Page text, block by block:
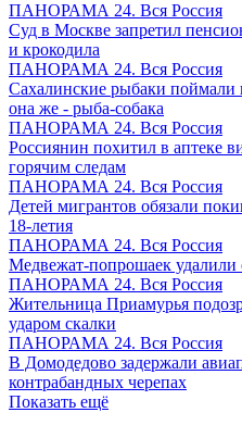
ПАНОРАМА 24. Вся Россия
Суд в Москве запретил
и крокодила
ПАНОРАМА 24. Вся Россия
Сахалинские рыбаки
она же - рыба-собака
ПАНОРАМА 24. Вся Россия
Россиянин похитил в аптеке
горячим следам
ПАНОРАМА 24. Вся Россия
Детей мигрантов обязали
18-летия
ПАНОРАМА 24. Вся Россия
Медвежат-попрошаек удалили
ПАНОРАМА 24. Вся Россия
Жительница Приамурья
ударом скалки
ПАНОРАМА 24. Вся Россия
В Домодедово задержали
контрабандных черепах
Показать ещё